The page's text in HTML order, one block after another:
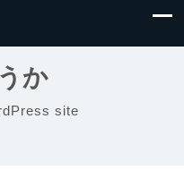
か
site